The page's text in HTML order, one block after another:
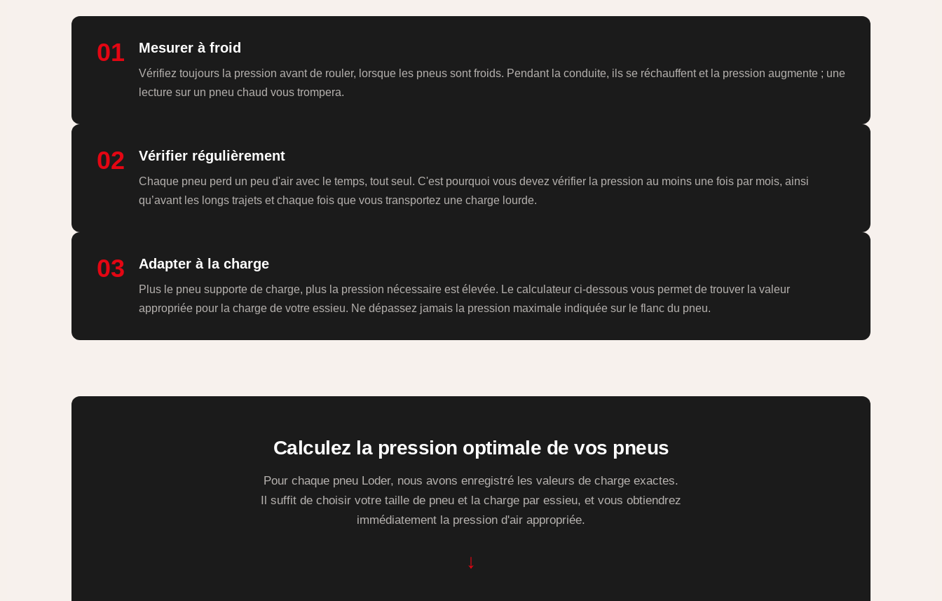
01 Mesurer à froid
Vérifiez toujours la pression avant de rouler, lorsque les pneus sont froids. Pendant la conduite, ils se réchauffent et la pression augmente ; une
lecture sur un pneu chaud vous trompera.
02 Vérifier régulièrement
Chaque pneu perd un peu d'air avec le temps, tout seul. C'est pourquoi vous devez vérifier la pression au moins une fois par mois, ainsi
qu’avant les longs trajets et chaque fois que vous transportez une charge lourde.
03 Adapter à la charge
Plus le pneu supporte de charge, plus la pression nécessaire est élevée. Le calculateur ci-dessous vous permet de trouver la valeur
appropriée pour la charge de votre essieu. Ne dépassez jamais la pression maximale indiquée sur le flanc du pneu.
Calculez la pression optimale de vos pneus
Pour chaque pneu Loder, nous avons enregistré les valeurs de charge exactes.
Il suffit de choisir votre taille de pneu et la charge par essieu, et vous obtiendrez
immédiatement la pression d'air appropriée.
↓